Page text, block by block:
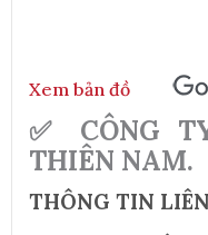
Xem bản đồ
✅ CÔNG
THIÊN NAM.
THÔNG TIN